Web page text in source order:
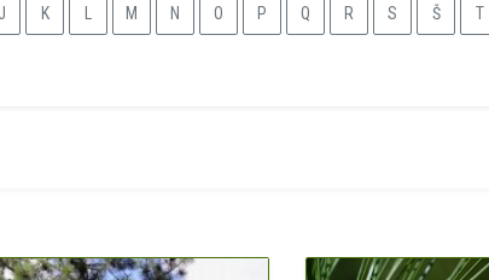
J K M N O P Q R S Š T